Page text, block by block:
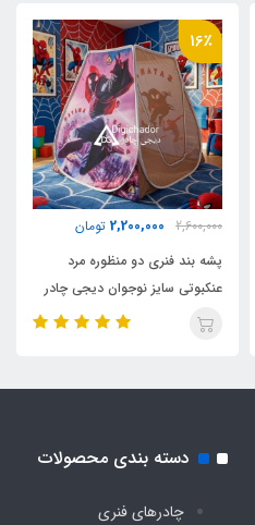
کوله ای
16٪
2,600,000
2,200,000 تومان
پشه بند فنری دو منظوره مرد
عنکبوتی سایز نوجوان دیجی چادر
دسته بندی محصولات
چادرهای فنری